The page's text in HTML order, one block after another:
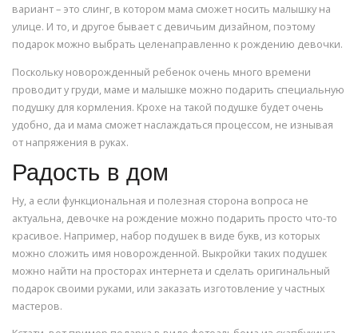
вариант – это слинг, в котором мама сможет носить малышку на
улице. И то, и другое бывает с девичьим дизайном, поэтому
подарок можно выбрать целенаправленно к рождению девочки.
Поскольку новорожденный ребенок очень много времени
проводит у груди, маме и малышке можно подарить специальную
подушку для кормления. Крохе на такой подушке будет очень
удобно, да и мама сможет наслаждаться процессом, не изнывая
от напряжения в руках.
Радость в дом
Ну, а если функциональная и полезная сторона вопроса не
актуальна, девочке на рождение можно подарить просто что-то
красивое. Например, набор подушек в виде букв, из которых
можно сложить имя новорожденной. Выкройки таких подушек
можно найти на просторах интернета и сделать оригинальный
подарок своими руками, или заказать изготовление у частных
мастеров.